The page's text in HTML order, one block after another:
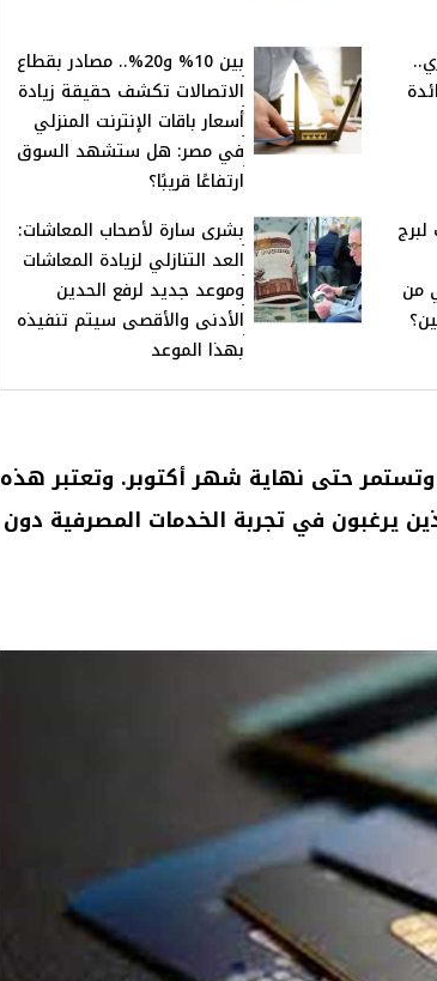
بين 10% و20%.. مصادر بقطاع
الاتصالات تكشف حقيقة زيادة
أسعار باقات الإنترنت المنزلي
في مصر: هل ستشهد السوق
ارتفاعًا قريبًا؟
من
بشرى سارة لأصحاب المعاشات:
العد التنازلي لزيادة المعاشات
وموعد جديد لرفع الحدين
الأدنى والأقصى سيتم تنفيذه
بهذا الموعد
وتستمر حتى نهاية شهر أكتوبر. وتعتبر هذه
يرغبون في تجربة الخدمات المصرفية دون